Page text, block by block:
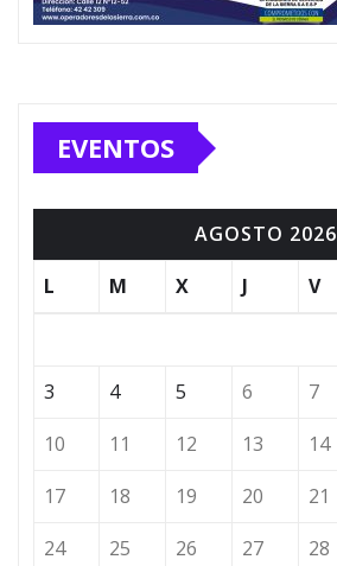
EVENTOS
AGOSTO 2026
L
M X J V
3
4 5 6 7
10
11 12 13 14
17
18 19 20 21
24
25 26 27 28